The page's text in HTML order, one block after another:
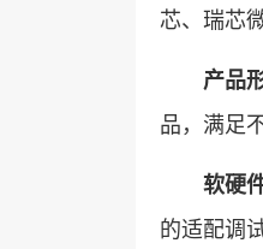
芯、瑞芯
产品
品，满足
软硬
的适配调